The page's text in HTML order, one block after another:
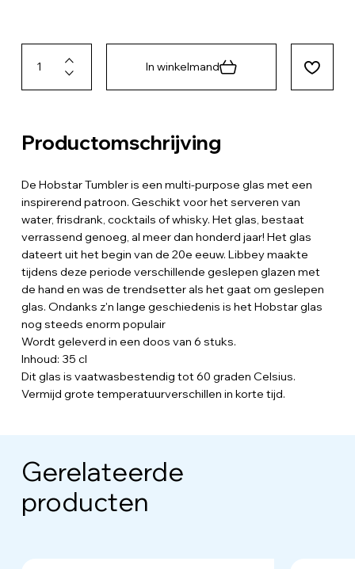
In winkelmand
Productomschrijving
De Hobstar Tumbler is een multi-purpose glas met een
inspirerend patroon. Geschikt voor het serveren van
water, frisdrank, cocktails of whisky. Het glas, bestaat
verrassend genoeg, al meer dan honderd jaar! Het glas
dateert uit het begin van de 20e eeuw. Libbey maakte
tijdens deze periode verschillende geslepen glazen met
de hand en was de trendsetter als het gaat om geslepen
glas. Ondanks z'n lange geschiedenis is het Hobstar glas
nog steeds enorm populair
Wordt geleverd in een doos van 6 stuks.
Inhoud: 35 cl
Dit glas is vaatwasbestendig tot 60 graden Celsius.
Vermijd grote temperatuurverschillen in korte tijd.
Gerelateerde
producten